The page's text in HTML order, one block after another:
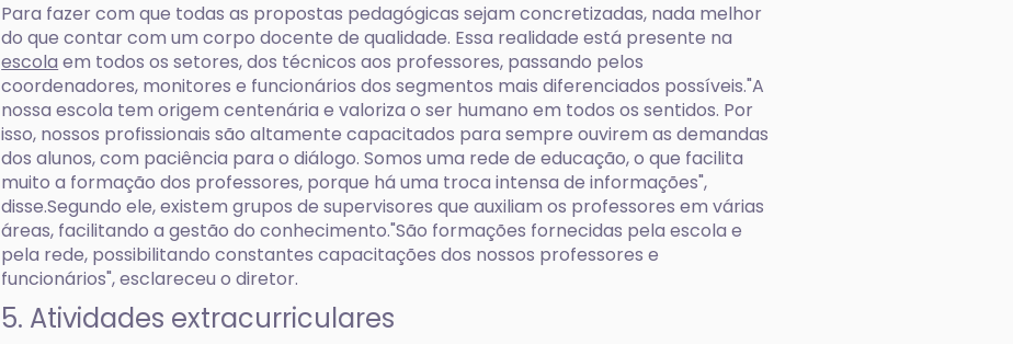
Para fazer com que todas as propostas pedagógicas sejam concretizadas, nada melhor
do que contar com um corpo docente de qualidade. Essa realidade está presente na
escola em todos os setores, dos técnicos aos professores, passando pelos
coordenadores, monitores e funcionários dos segmentos mais diferenciados possíveis."A
nossa escola tem origem centenária e valoriza o ser humano em todos os sentidos. Por
isso, nossos profissionais são altamente capacitados para sempre ouvirem as demandas
dos alunos, com paciência para o diálogo. Somos uma rede de educação, o que facilita
muito a formação dos professores, porque há uma troca intensa de informações",
disse.Segundo ele, existem grupos de supervisores que auxiliam os professores em várias
áreas, facilitando a gestão do conhecimento."São formações fornecidas pela escola e
pela rede, possibilitando constantes capacitações dos nossos professores e
funcionários", esclareceu o diretor.
5. Atividades extracurriculares